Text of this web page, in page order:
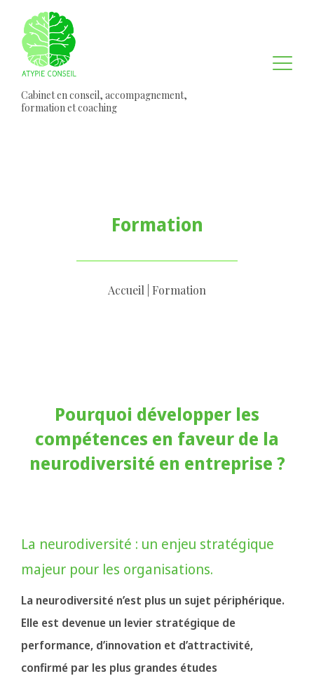
Cabinet en conseil, accompagnement,
formation et coaching
Formation
Accueil Formation
Pourquoi développer les
compétences en faveur de la
neurodiversité en entreprise ?
La neurodiversité : un enjeu stratégique
majeur pour les organisations.
La neurodiversité n’est plus un sujet périphérique.
Elle est devenue un levier stratégique de
performance, d’innovation et d’attractivité,
confirmé par les plus grandes études